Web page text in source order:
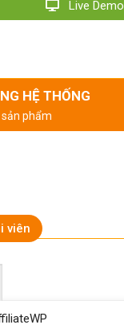
Live Demo
HỆ THỐNG
phẩm
viên